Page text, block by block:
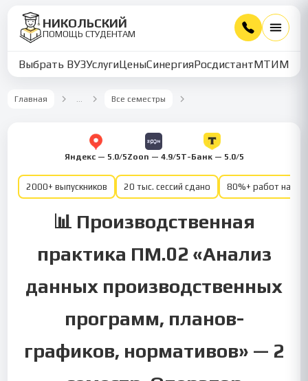
НИКОЛЬСКИЙ
ПОМОЩЬ СТУДЕНТАМ
Выбрать ВУЗУслугиЦеныСинергияРосдистантМТИММУ
Главная … Все семестры
Яндекс — 5.0/5Zoon — 4.9/5Т-Банк — 5.0/5
2000+ выпускников 20 тыс. сессий сдано 80%+ работ на
📊 Производственная
практика ПМ.02 «Анализ
данных производственных
программ, планов-
графиков, нормативов» — 2